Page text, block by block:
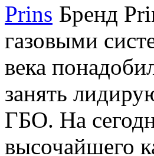
Бренд
газовыми
века
занять
ГБО. На
высочайшего